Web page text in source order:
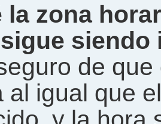
la zona
siendo
de
al igual que